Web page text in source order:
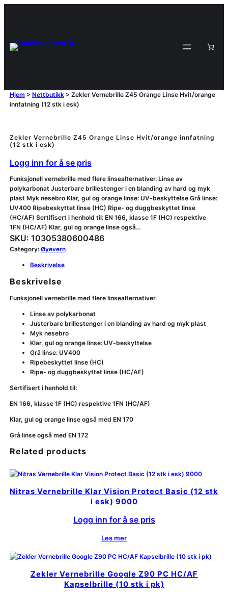
Hjem > Nettbutikk> Zekler Vernebrille Z45 Orange Linse Hvit/orange
innfatning (12 stk i esk)
Zekler Vernebrille Z45 Orange Linse Hvit/orange innfatning
(12 stk i esk)
Logg inn for å se pris
Funksjonell vernebrille med flere linsealternativer. Linse av
polykarbonat Justerbare brillestenger i en blanding av hard og myk
plast Myk nesebro Klar, gul og orange linse: UV-beskyttelse Grå linse:
UV400 Ripebeskyttet linse (HC) Ripe- og duggbeskyttet linse
(HC/AF) Sertifisert i henhold til: EN 166, klasse 1F (HC) respektive
1FN (HC/AF) Klar, gul og orange linse også…
SKU: 10305380600486
Category: Øyevern
Beskrivelse
Beskrivelse
Funksjonell vernebrille med flere linsealternativer.
Linse av polykarbonat
Justerbare brillestenger i en blanding av hard og myk plast
Myk nesebro
Klar, gul og orange linse: UV-beskyttelse
Grå linse: UV400
Ripebeskyttet linse (HC)
Ripe- og duggbeskyttet linse (HC/AF)
Sertifisert i henhold til:
EN 166, klasse 1F (HC) respektive 1FN (HC/AF)
Klar, gul og orange linse også med EN 170
Grå linse også med EN 172
Related products
Nitras Vernebrille Klar Vision Protect Basic (12 stk
i esk) 9000
Logg inn for å se pris
Les mer
Zekler Vernebrille Google Z90 PC HC/AF
Kapselbrille (10 stk i pk)